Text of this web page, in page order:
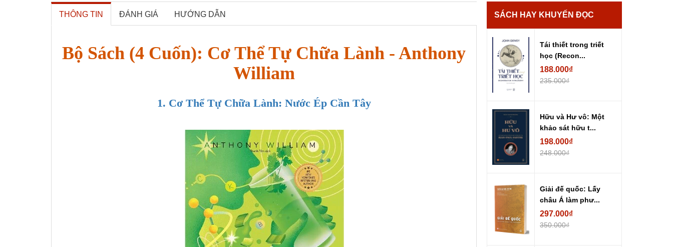
THÔNG TIN ĐÁNH GIÁ HƯỚNG DẪN
Bộ Sách (4 Cuốn): Cơ Thể Tự Chữa Lành - Anthony
William
1. Cơ Thể Tự Chữa Lành: Nước Ép Cần Tây
SÁCH HAY KHUYẾN ĐỌC
Tái thiết trong triết
học (Recon...
188.000₫
235.000₫
Hữu và Hư vô: Một
khảo sát hữu t...
198.000₫
248.000₫
Giải đế quốc: Lấy
châu Á làm phư...
297.000₫
350.000₫